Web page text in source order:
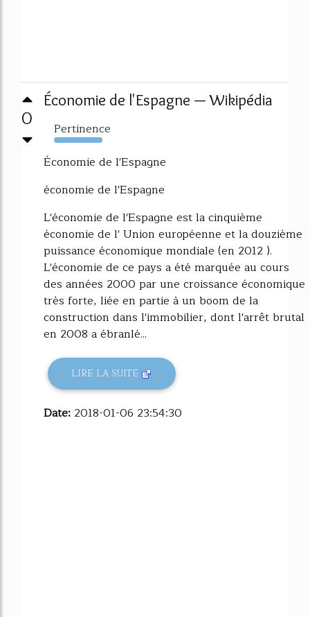
0
Économie de l'Espagne — Wikipédia
Pertinence
2117%
Économie de l'Espagne
économie de l'Espagne
L'économie de l'Espagne est la cinquième
économie de l' Union européenne et la douzième
puissance économique mondiale (en 2012 ).
L'économie de ce pays a été marquée au cours
des années 2000 par une croissance économique
très forte, liée en partie à un boom de la
construction dans l'immobilier, dont l'arrêt brutal
en 2008 a ébranlé...
LIRE LA SUITE
Date: 2018-01-06 23:54:30